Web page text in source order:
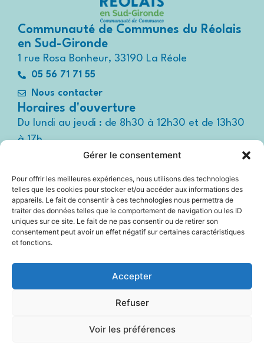
Gérer le consentement
Pour offrir les meilleures expériences, nous utilisons des technologies
telles que les cookies pour stocker et/ou accéder aux informations des
appareils. Le fait de consentir à ces technologies nous permettra de
traiter des données telles que le comportement de navigation ou les ID
uniques sur ce site. Le fait de ne pas consentir ou de retirer son
consentement peut avoir un effet négatif sur certaines caractéristiques
et fonctions.
Accepter
Refuser
Voir les préférences
Communauté de Communes du Réolais
en Sud-Gironde
1 rue Rosa Bonheur, 33190 La Réole
05 56 71 71 55
Nous contacter
Horaires d'ouverture
Du lundi au jeudi : de 8h30 à 12h30 et de 13h30
à 17h
Le vendredi : de 8h30 à 12h30 et de 13h30 à
Suivez-nous !
Espace
presse
Mentions légales
Plan du site
Politique Cookies (UE)